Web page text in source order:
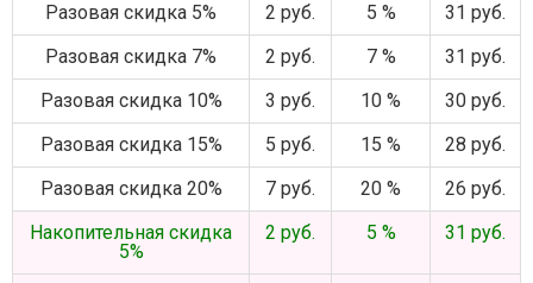
Разовая скидка 5% 2 руб. 5 %
31 руб.
Разовая скидка 7%
2 руб. 7 %
31 руб.
Разовая скидка 10%
3 руб. 10 %
30 руб.
Разовая скидка 15%
5 руб. 15 %
28 руб.
Разовая скидка 20%
7 руб. 20 %
26 руб.
Накопительная скидка
5%
2 руб. 5 % 31 руб.